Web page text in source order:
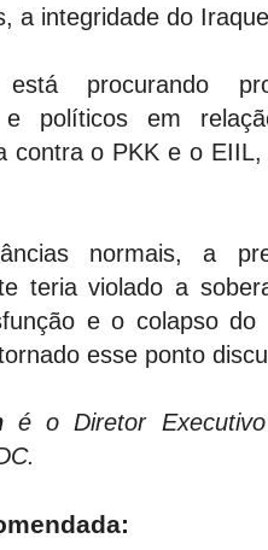
a integridade do
procurando
e políticos em
contra o PKK e o
normais, a
teria violado a
e o colapso do
esse ponto
é o Diretor